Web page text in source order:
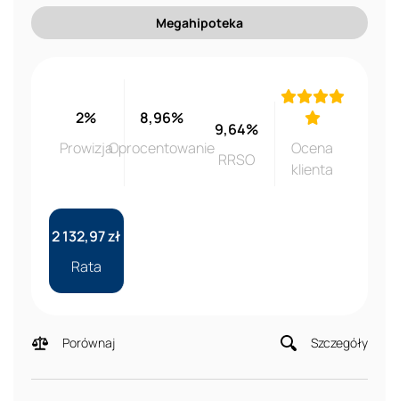
Megahipoteka
2%
Prowizja
8,96%
Oprocentowanie
9,64%
RRSO
Ocena
klienta
2 132,97 zł
Rata
Porównaj Szczegóły